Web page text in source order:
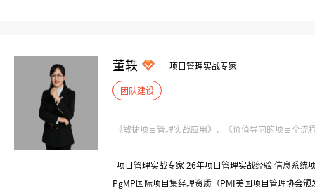
董轶 项目管理实战专家
团队建设
《敏捷项目管理实战应用》、《价值导向的项目全流
项目管理实战专家 26年项目管理实战经验 信息系统
PgMP国际项目集经理资质（PMI美国项目管理协会